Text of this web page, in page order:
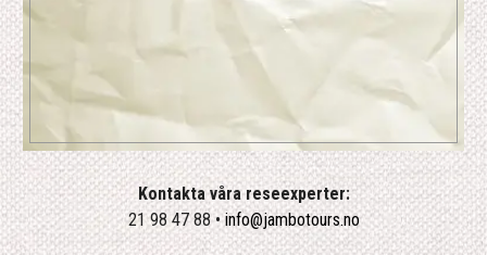
Kontakta våra reseexperter:
21 98 47 88 •info@jambotours.no